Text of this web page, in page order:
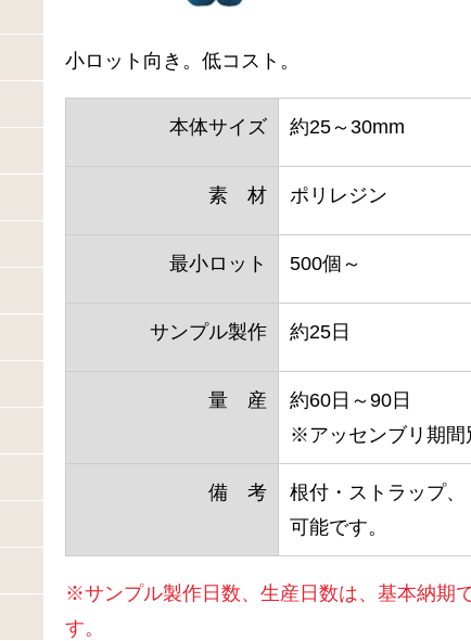
小ロット向き。低コスト。
本体サイズ 約25～30mm
素 材 ポリレジン
最小ロット 500個～
サンプル製作 約25日
量 産
約60日～90日
※アッセンブリ期間
備 考
根付・ストラップ
可能です。
※サンプル製作日数、生産日数は、基本納期
す。